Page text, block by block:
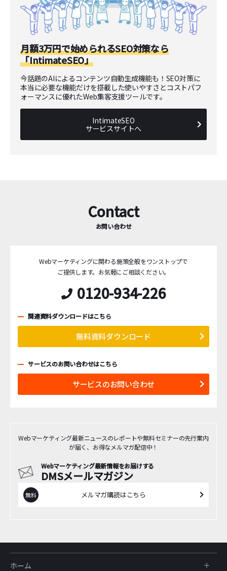
月額3万円で始められるSEO対策なら
「IntimateSEO」
今話題のAIによるコンテンツ自動生成機能も！SEO対策に
本当に必要な機能だけを搭載した使いやすさとコストパフ
ォーマンスに優れたWeb集客支援ツールです。
IntimateSEO
サービスサイトへ
Contact
お問い合わせ
Webマーケティングに関わる施策全般をワンストップで
ご提供します。 お気軽にご相談ください。
0120-934-226
関連資料ダウンロードはこちら
無料資料ダウンロード
サービスのお問い合わせはこちら
サービスのお問い合わせ
Webマーケティング最新ニュースのレポートや無料セミナーの先行案内
が届く、お得なメルマガ配信中！
Webマーケティング最新情報をお届けする
DMSメールマガジン
メルマガ購読はこちら
ホーム